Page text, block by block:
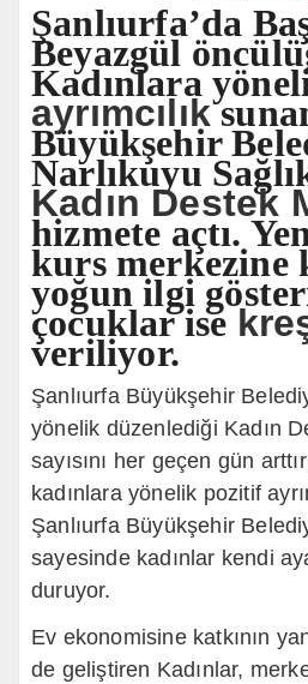
Şanlıurfa’da
Beyazgül
Kadınlara
ayrımcılık
Büyükşehir
Narlıkuyu
Kadın Destek
hizmete açtı.
kurs merkezine
yoğun ilgi
çocuklar ise
veriliyor.
Şanlıurfa Büyükşehir
yönelik düzenlediği Kadın
sayısını her geçen gün
kadınlara yönelik pozitif
Şanlıurfa Büyükşehir
sayesinde kadınlar kendi
duruyor.
Ev ekonomisine katkının
de geliştiren Kadınlar,